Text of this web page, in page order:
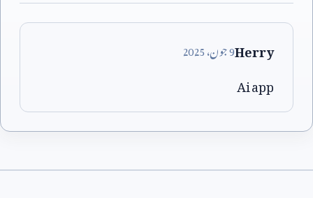
Herry
9جون،2025
Ai app